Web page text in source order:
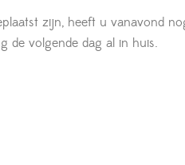
zijn, heeft u vanavond
de volgende dag al in huis.